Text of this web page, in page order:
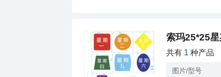
索玛25*25
共有 1 种产品
图片/型号